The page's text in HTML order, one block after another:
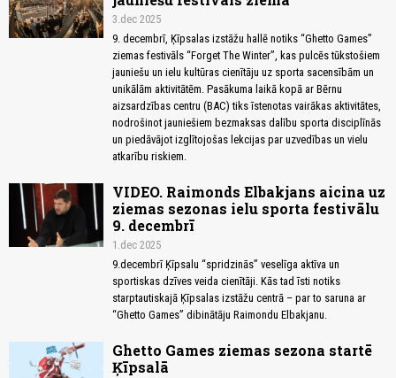
3.dec 2025
9. decembrī, Ķīpsalas izstāžu hallē notiks “Ghetto Games”
ziemas festivāls “Forget The Winter”, kas pulcēs tūkstošiem
jauniešu un ielu kultūras cienītāju uz sporta sacensībām un
unikālām aktivitātēm. Pasākuma laikā kopā ar Bērnu
aizsardzības centru (BAC) tiks īstenotas vairākas aktivitātes,
nodrošinot jauniešiem bezmaksas dalību sporta disciplīnās
un piedāvājot izglītojošas lekcijas par uzvedības un vielu
atkarību riskiem.
VIDEO. Raimonds Elbakjans aicina uz
ziemas sezonas ielu sporta festivālu
9. decembrī
1.dec 2025
9.decembrī Ķīpsalu “spridzinās” veselīga aktīva un
sportiskas dzīves veida cienītāji. Kās tad īsti notiks
starptautiskajā Ķīpsalas izstāžu centrā – par to saruna ar
“Ghetto Games” dibinātāju Raimondu Elbakjanu.
Ghetto Games ziemas sezona startē
Ķīpsalā